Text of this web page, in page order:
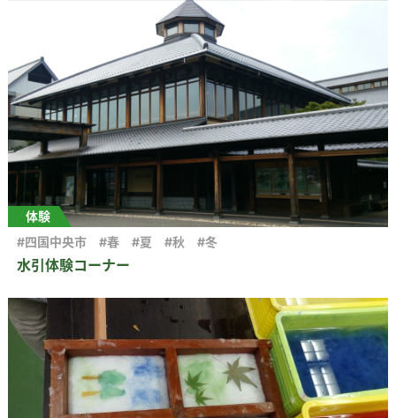
体験
水引体験コーナー
#四国中央市 #春 #夏 #秋 #冬